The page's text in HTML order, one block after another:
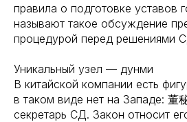
правила о подготовке уставов
называют такое обсуждение
процедурой перед решениями
Уникальный узел — дунми
В китайской компании есть
в таком виде нет на Западе: 董
секретарь СД. Закон относит